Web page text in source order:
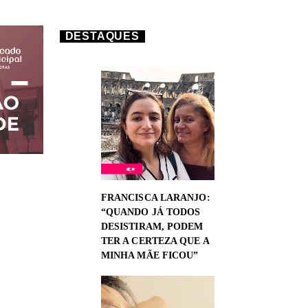
DESTAQUES
FRANCISCA LARANJO:
“QUANDO JÁ TODOS
DESISTIRAM, PODEM
TER A CERTEZA QUE A
MINHA MÃE FICOU”